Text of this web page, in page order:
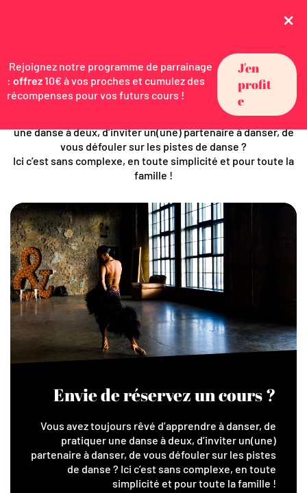
Rejoignez notre programme de parrainage
: offrez10€ à vos proches et cumulez des
récompenses pour vos futurs cours !
J'en
profit
e
Cours de danse à Paris-Nos cours
Vous avez toujours rêvé d’apprendre à danser, de pratiquer
une danse à deux, d’inviter un(une) partenaire à danser, de
vous défouler sur les pistes de danse ?
Ici c’est sans complexe, en toute simplicité et pour toute la
famille !
Envie de réservez un cours ?
Vous avez toujours rêvé d’apprendre à danser, de
pratiquer une danse à deux, d’inviter un(une)
partenaire à danser, de vous défouler sur les pistes
de danse ? Ici c’est sans complexe, en toute
simplicité et pour toute la famille !